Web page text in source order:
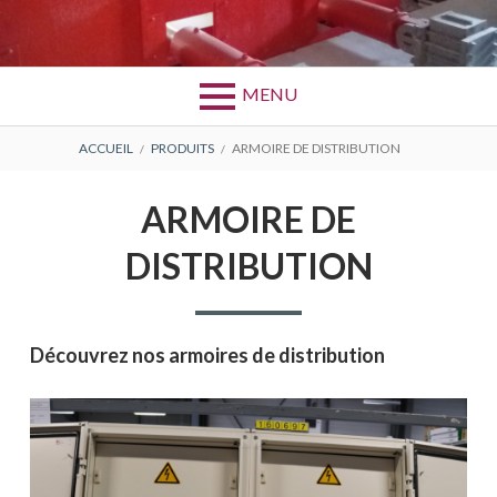
contenuBCIG
Bretagne Câblage Industriel Gravure
MENU
D'ARIANE
ACCUEIL PRODUITS ARMOIRE DE DISTRIBUTION
ARMOIRE DE
DISTRIBUTION
Découvrez nos armoires de distribution